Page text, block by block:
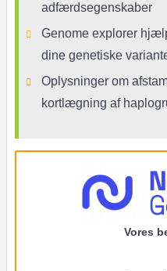
adfærdsegenskaber
Genome explorer
dine genetiske
Oplysninger om
kortlægning af
Vores